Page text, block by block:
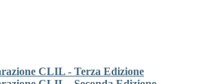
CLIL - Terza Edizione